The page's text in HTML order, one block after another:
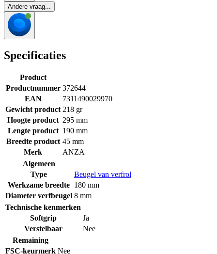
Andere vraag...
Specificaties
Product
Productnummer 372644
EAN
7311490029970
Gewicht product 218 gr
Hoogte product 295 mm
Lengte product 190 mm
Breedte product 45 mm
Merk
ANZA
Algemeen
Type
Beugel van verfrol
Werkzame breedte 180 mm
Diameter verfbeugel 8 mm
Technische kenmerken
Softgrip
Ja
Verstelbaar
Nee
Remaining
FSC-keurmerk Nee